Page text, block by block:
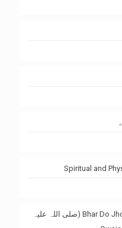
Spiritual and
Bhar Do Jholi Meri Jan-e-Aalam (صلی اللہ علیہ